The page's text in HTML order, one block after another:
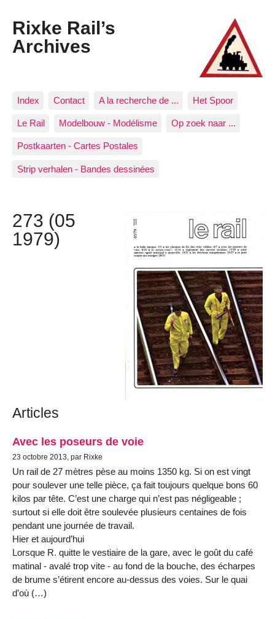
Rixke Rail’s
Archives
Index Contact A la recherche de ... Het Spoor
Le Rail Modelbouw - Modélisme Op zoek naar ...
Postkaarten - Cartes Postales
Strip verhalen - Bandes dessinées
273 (05
1979)
Articles
Avec les poseurs de voie
23 octobre 2013, par Rixke
Un rail de 27 mètres pèse au moins 1350 kg. Si on est vingt
pour soulever une telle pièce, ça fait toujours quelque bons 60
kilos par tête. C’est une charge qui n’est pas négligeable ;
surtout si elle doit être soulevée plusieurs centaines de fois
pendant une journée de travail.
Hier et aujourd’hui
Lorsque R. quitte le vestiaire de la gare, avec le goût du café
matinal - avalé trop vite - au fond de la bouche, des écharpes
de brume s’étirent encore au-dessus des voies. Sur le quai
d’où (…)